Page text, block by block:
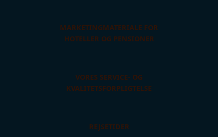
MARKETINGMATERIALE FOR
HOTELLER OG PENSIONER
VORES SERVICE- OG
KVALITETSFORPLIGTELSE
REJSETIDER